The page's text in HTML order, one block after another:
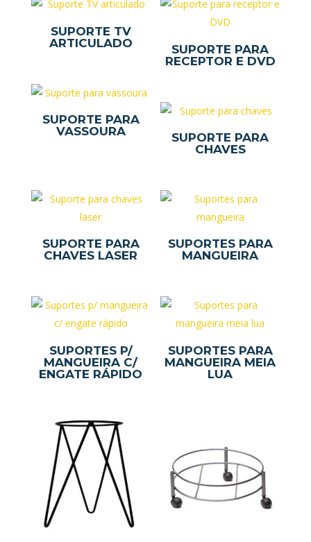
SUPORTE TV
ARTICULADO
SUPORTE PARA
RECEPTOR E DVD
SUPORTE PARA
VASSOURA
SUPORTE PARA
CHAVES
SUPORTE PARA
CHAVES LASER
SUPORTES PARA
MANGUEIRA
SUPORTES P/
MANGUEIRA C/
ENGATE RÁPIDO
SUPORTES PARA
MANGUEIRA MEIA
LUA